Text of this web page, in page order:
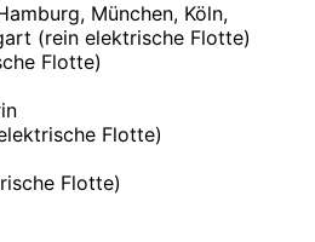
München, Köln,
(rein elektrische Flotte)
Flotte)
Flotte)
Flotte)